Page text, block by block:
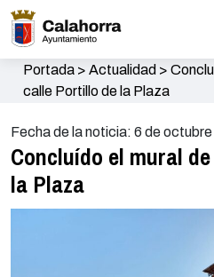
Portada> Actualidad >
calle Portillo de la Plaza
Fecha de la noticia: 6 de
Concluído el mural
la Plaza